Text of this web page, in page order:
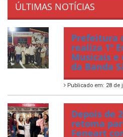
ÚLTIMAS NOTÍCIAS
Prefeitura
realiza 1º
Musicais e
da Banda
Publicado em: 28 de
Depois de
retoma
Feneart